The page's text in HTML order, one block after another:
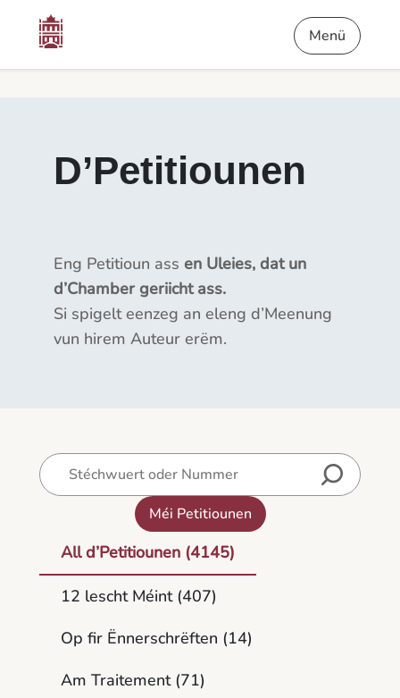
All d’Petitiounen - D’Petitiounen
Menü
D’Petitiounen
Eng Petitioun ass en Uleies, dat un
d’Chamber geriicht ass.
Si spigelt eenzeg an eleng d’Meenung
vun hirem Auteur erëm.
Méi Petitiounen
All d’Petitiounen (4145)
12 lescht Méint (407)
Op fir Ënnerschrëften (14)
Am Traitement (71)